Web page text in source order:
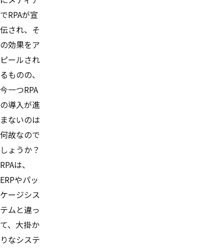
でRPAが宣
伝され、そ
の効果をア
ピールされ
るものの、
今一つRPA
の導入が進
まないのは
何故なので
しょうか？
RPAは、
ERPやパッ
ケージシス
テムと違っ
て、大掛か
りなシステ